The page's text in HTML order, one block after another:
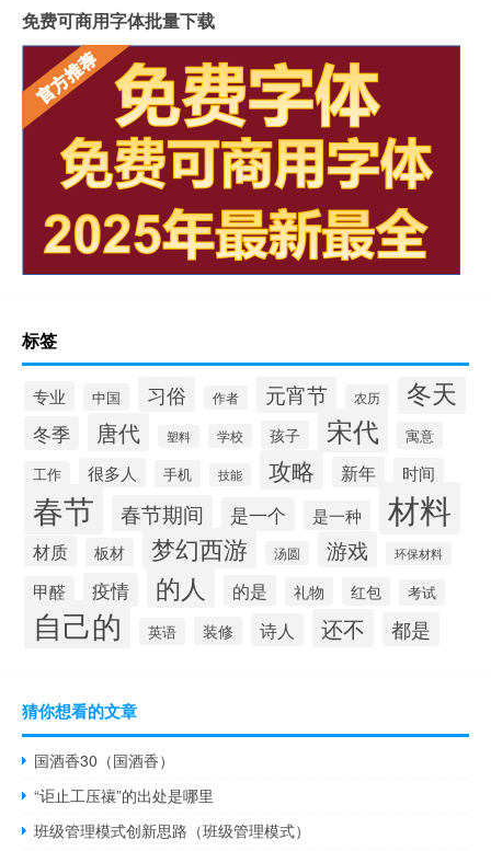
免费可商用字体批量下载
标签
专业 中国 习俗 作者 元宵节 农历 冬天
冬季 唐代 塑料 学校 孩子 宋代 寓意
工作 很多人 手机 技能 攻略 新年 时间
春节 春节期间 是一个 是一种 材料
材质 板材 梦幻西游 汤圆 游戏 环保材料
甲醛 疫情 的人 的是 礼物 红包 考试
自己的 英语 装修 诗人 还不 都是
猜你想看的文章
国酒香30（国酒香）
“讵止工压禳”的出处是哪里
班级管理模式创新思路（班级管理模式）